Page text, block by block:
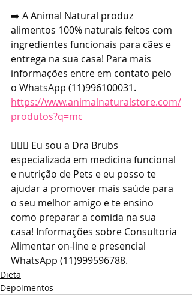
➡️ A Animal Natural produz
alimentos 100% naturais feitos com
ingredientes funcionais para cães e
entrega na sua casa! Para mais
informações entre em contato pelo
o WhatsApp (11)996100031.
https://www.animalnaturalstore.com/
produtos?q=mc
👩🏼‍⚕️ Eu sou a Dra Brubs
especializada em medicina funcional
e nutrição de Pets e eu posso te
ajudar a promover mais saúde para
o seu melhor amigo e te ensino
como preparar a comida na sua
casa! Informações sobre Consultoria
Alimentar on-line e presencial
WhatsApp (11)999596788.
Dieta
Depoimentos